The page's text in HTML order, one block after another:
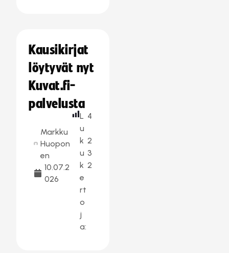
Kausikirjat
löytyvät nyt
Kuvat.fi-
palvelusta
Markku
Huopon
en
10.07.2
026
L
u
k
u
k
e
rt
o
j
a:
4
2
3
2